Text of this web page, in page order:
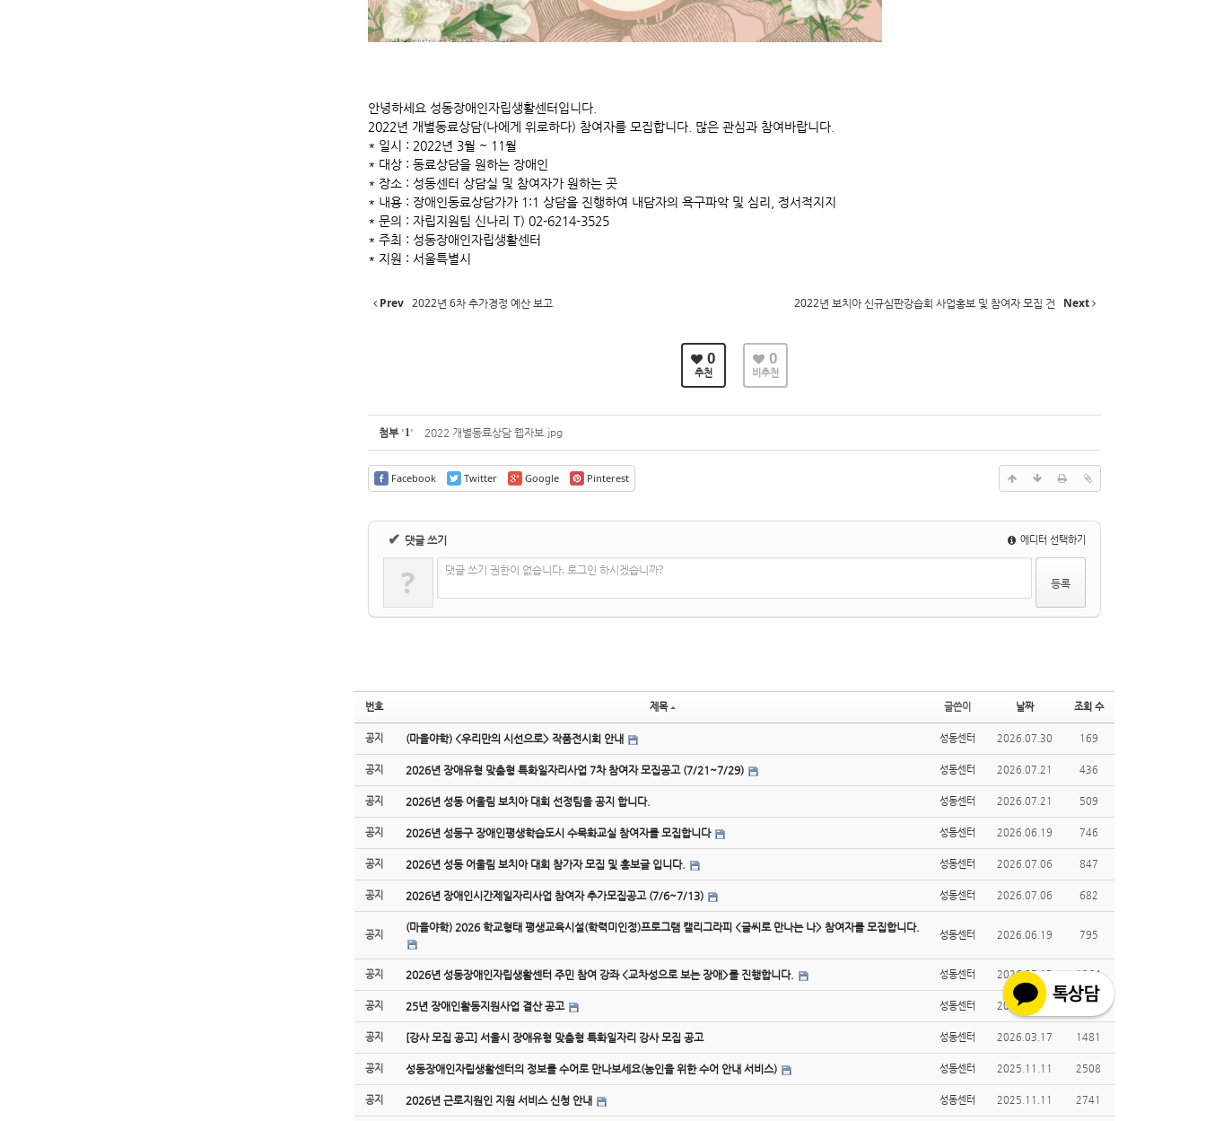
안녕하세요 성동장애인자립생활센터입니다.
2022년 개별동료상담(나에게 위로하다) 참여자를 모집합니다. 많은 관심과 참여바랍니다.
* 일시 : 2022년 3월 ~ 11월
* 대상 : 동료상담을 원하는 장애인
* 장소 : 성동센터 상담실 및 참여자가 원하는 곳
* 내용 : 장애인동료상담가가 1:1 상담을 진행하여 내담자의 욕구파악 및 심리, 정서적지지
* 문의 : 자립지원팀 신나리 T) 02-6214-3525
* 주최 : 성동장애인자립생활센터
* 지원 : 서울특별시
Prev 2022년 6차 추가경정 예산 보고 2022년 보치아 신규심판강습회 사업홍보 및 참여자 모집 건 Next
0
추천
0
비추천
첨부 '1' 2022 개별동료상담 웹자보.jpg
Facebook Twitter Google Pinterest
✔ 댓글 쓰기 에디터 선택하기
? 댓글 쓰기 권한이 없습니다. 로그인 하시겠습니까?
번호 제목 글쓴이 날짜 조회 수
공지 (마을야학) <우리만의 시선으로> 작품전시회 안내 성동센터 2026.07.30 169
공지 2026년 장애유형 맞춤형 특화일자리사업 7차 참여자 모집공고 (7/21~7/29) 성동센터 2026.07.21 436
공지 2026년 성동 어울림 보치아 대회 선정팀을 공지 합니다. 성동센터 2026.07.21 509
공지 2026년 성동구 장애인평생학습도시 수묵화교실 참여자를 모집합니다 성동센터 2026.06.19 746
공지 2026년 성동 어울림 보치아 대회 참가자 모집 및 홍보글 입니다. 성동센터 2026.07.06 847
공지 2026년 장애인시간제일자리사업 참여자 추가모집공고 (7/6~7/13) 성동센터 2026.07.06 682
공지
(마을야학) 2026 학교형태 평생교육시설(학력미인정)프로그램 캘리그라피 <글씨로 만나는 나> 참여자를 모집합니다.
성동센터 2026.06.19 795
공지 2026년 성동장애인자립생활센터 주민 참여 강좌 <교차성으로 보는 장애>를 진행합니다. 성동센터 2026.05.13 1264
공지 25년 장애인활동지원사업 결산 공고 성동센터 2026.03.31 1569
공지 [강사 모집 공고] 서울시 장애유형 맞춤형 특화일자리 강사 모집 공고 성동센터 2026.03.17 1481
공지 성동장애인자립생활센터의 정보를 수어로 만나보세요(농인을 위한 수어 안내 서비스) 성동센터 2025.11.11 2508
공지 2026년 근로지원인 지원 서비스 신청 안내 성동센터 2025.11.11 2741